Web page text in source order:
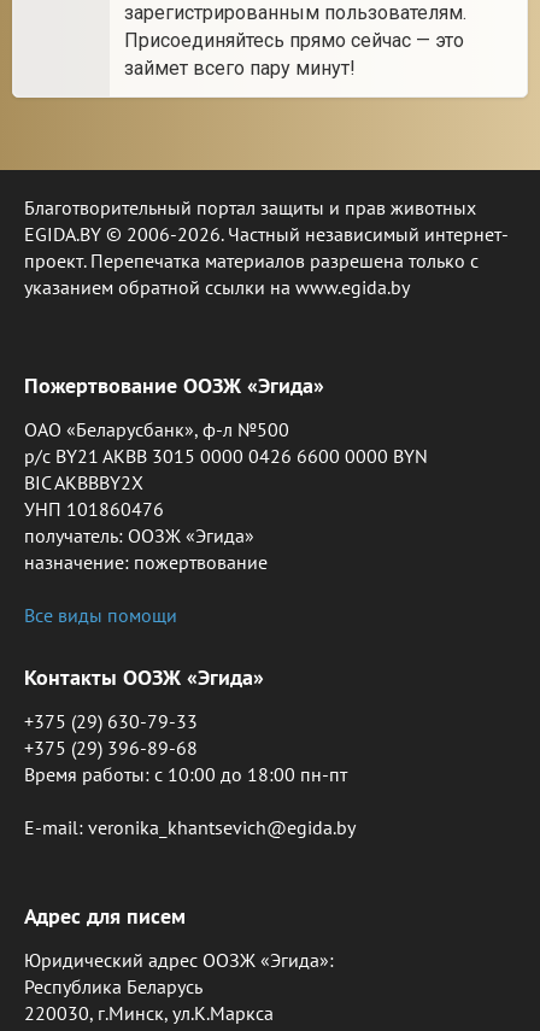
зарегистрированным пользователям.
Присоединяйтесь прямо сейчас — это
займет всего пару минут!
Благотворительный портал защиты и прав животных
EGIDA.BY © 2006-2026. Частный независимый интернет-
проект. Перепечатка материалов разрешена только с
указанием обратной ссылки на www.egida.by
Пожертвование ООЗЖ «Эгида»
ОАО «Беларусбанк», ф-л №500
р/с BY21 AKBB 3015 0000 0426 6600 0000 BYN
BIC AKBBBY2X
УНП 101860476
получатель: ООЗЖ «Эгида»
назначение: пожертвование
Все виды помощи
Контакты ООЗЖ «Эгида»
+375 (29) 630-79-33
+375 (29) 396-89-68
Время работы: c 10:00 до 18:00 пн-пт
E-mail: veronika_khantsevich@egida.by
Адрес для писем
Юридический адрес ООЗЖ «Эгида»:
Республика Беларусь
220030, г.Минск, ул.К.Маркса